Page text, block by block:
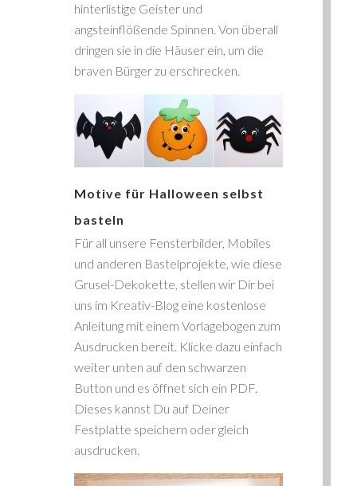
hinterlistige Geister und
angsteinflößende Spinnen. Von überall
dringen sie in die Häuser ein, um die
braven Bürger zu erschrecken.
Motive für Halloween selbst
basteln
Für all unsere Fensterbilder, Mobiles
und anderen Bastelprojekte, wie diese
Grusel-Dekokette, stellen wir Dir bei
uns im Kreativ-Blog eine kostenlose
Anleitung mit einem Vorlagebogen zum
Ausdrucken bereit. Klicke dazu einfach
weiter unten auf den schwarzen
Button und es öffnet sich ein PDF.
Dieses kannst Du auf Deiner
Festplatte speichern oder gleich
ausdrucken.